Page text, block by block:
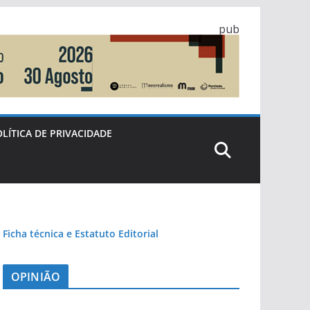
pub
DE PRIVACIDADE
Ficha técnica e Estatuto Editorial
OPINIÃO